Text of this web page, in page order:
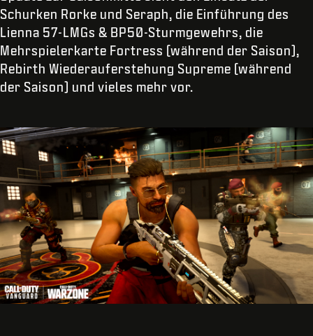
Schurken Rorke und Seraph, die Einführung des
Lienna 57-LMGs & BP50-Sturmgewehrs, die
Mehrspielerkarte Fortress (während der Saison),
Rebirth Wiederauferstehung Supreme (während
der Saison) und vieles mehr vor.